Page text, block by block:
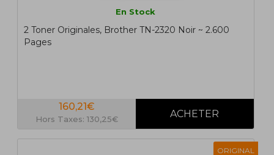
En Stock
2 Toner Originales, Brother TN-2320 Noir ~ 2.600
Pages
160,21€
Hors Taxes: 130,25€
ORIGINAL